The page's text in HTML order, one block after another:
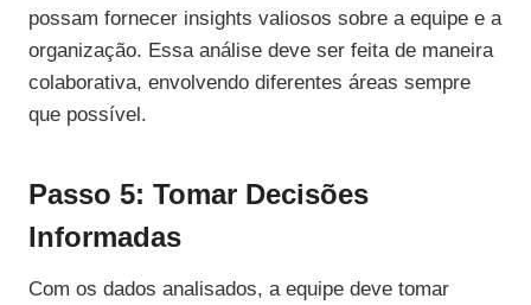
possam fornecer insights valiosos sobre a equipe e a
organização. Essa análise deve ser feita de maneira
colaborativa, envolvendo diferentes áreas sempre
que possível.
Passo 5: Tomar Decisões
Informadas
Com os dados analisados, a equipe deve tomar